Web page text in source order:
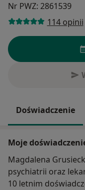
Nr PWZ: 2861539
114 opinii
Doświadczenie
Moje
Magdalena
psychiatrii oraz
10 letnim